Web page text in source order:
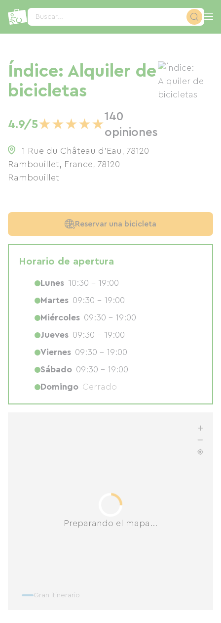
Buscar...
Índice: Alquiler de
bicicletas
4.9/5★★★★★
140
opiniones
1 Rue du Château d'Eau, 78120
Rambouillet, France, 78120
Rambouillet
Preparando el mapa...
Gran itinerario
Reservar una bicicleta
Horario de apertura
Lunes 10:30 - 19:00
Martes 09:30 - 19:00
Miércoles 09:30 - 19:00
Jueves 09:30 - 19:00
Viernes 09:30 - 19:00
Sábado 09:30 - 19:00
Domingo Cerrado
Panel de gestión de cookies